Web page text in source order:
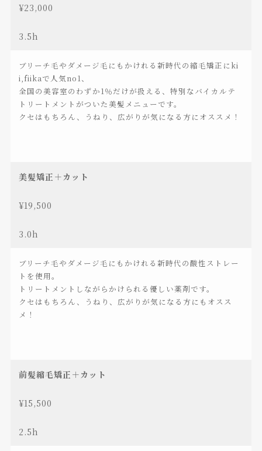
¥23,000
3.5h
ブリーチ毛やダメージ毛にもかけれる新時代の縮毛矯正にki
i,fiikaで人気no1、
全国の美容室のわずか1％だけが扱える、特別なバイカルテ
トリートメントがついた美髪メニューです。
クセはもちろん、うねり、広がりが気になる方にオススメ！
美髪矯正＋カット
¥19,500
3.0h
ブリーチ毛やダメージ毛にもかけれる新時代の酸性ストレー
トを使用。
トリートメントしながらかけられる優しい薬剤です。
クセはもちろん、うねり、広がりが気になる方にもオスス
メ！
前髪縮毛矯正＋カット
¥15,500
2.5h